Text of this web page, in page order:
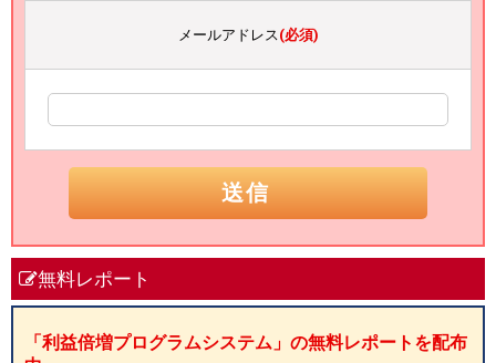
メールアドレス (必須)
無料レポート
「利益倍増プログラムシステム」の無料レポートを配布